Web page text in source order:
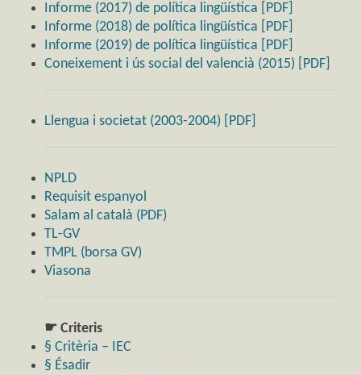
Informe (2017) de política lingüística [PDF]
Informe (2018) de política lingüística [PDF]
Informe (2019) de política lingüística [PDF]
Coneixement i ús social del valencià (2015) [PDF]
Llengua i societat (2003-2004) [PDF]
NPLD
Requisit espanyol
Salam al català (PDF)
TL-GV
TMPL (borsa GV)
Viasona
☛ Criteris
§ Critèria – IEC
§ Ésadir